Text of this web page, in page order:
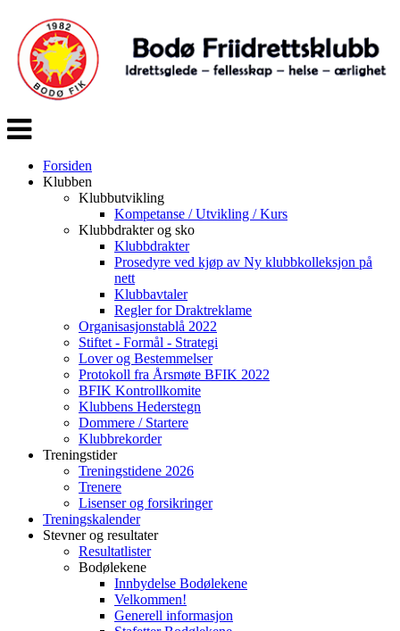
Veksle
navigasjon
Forsiden
Klubben
Klubbutvikling
Kompetanse / Utvikling / Kurs
Klubbdrakter og sko
Klubbdrakter
Prosedyre ved kjøp av Ny klubbkolleksjon på
nett
Klubbavtaler
Regler for Draktreklame
Organisasjonstablå 2022
Stiftet - Formål - Strategi
Lover og Bestemmelser
Protokoll fra Årsmøte BFIK 2022
BFIK Kontrollkomite
Klubbens Hederstegn
Dommere / Startere
Klubbrekorder
Treningstider
Treningstidene 2026
Trenere
Lisenser og forsikringer
Treningskalender
Stevner og resultater
Resultatlister
Bodølekene
Innbydelse Bodølekene
Velkommen!
Generell informasjon